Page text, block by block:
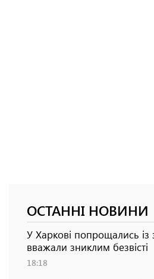
ОСТАННІ НОВИНИ
У Харкові попрощались із
вважали зниклим безвісті
18:18